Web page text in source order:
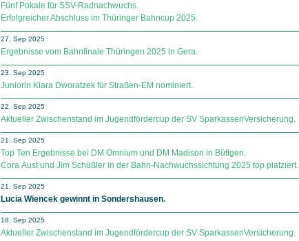
Fünf Pokale für SSV-Radnachwuchs.
Erfolgreicher Abschluss im Thüringer Bahncup 2025.
27. Sep 2025
Ergebnisse vom Bahnfinale Thüringen 2025 in Gera.
23. Sep 2025
Juniorin Klara Dworatzek für Straßen-EM nominiert.
22. Sep 2025
Aktueller Zwischenstand im Jugendfördercup der SV Spar­kas­sen­Ver­si­che­rung.
21. Sep 2025
Top Ten Ergebnisse bei DM Omnium und DM Madison in Büttgen.
Cora Aust und Jim Schüßler in der Bahn-Nachwuchssichtung 2025 top platziert.
21. Sep 2025
Lucia Wiencek gewinnt in Sondershausen.
18. Sep 2025
Aktueller Zwischenstand im Jugendfördercup der SV Spar­kas­sen­Ver­si­che­rung.